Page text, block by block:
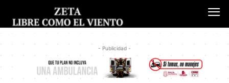
- Publicidad -